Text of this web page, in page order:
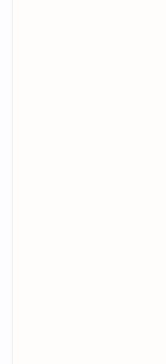
کی دینی تربیت کس
السلام
السلام
علیہ السلام
علیہ السلام